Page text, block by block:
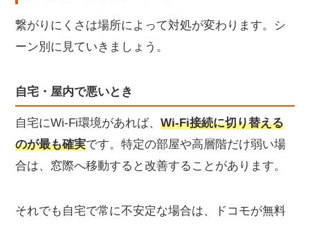
繋がりにくさは場所によって対処が変わります。シ
ーン別に見ていきましょう。
自宅・屋内で悪いとき
自宅にWi-Fi環境があれば、 Wi-Fi接続に切り替える
のが最も確実です。特定の部屋や高層階だけ弱い場
合は、窓際へ移動すると改善することがあります。
それでも自宅で常に不安定な場合は、ドコモが無料